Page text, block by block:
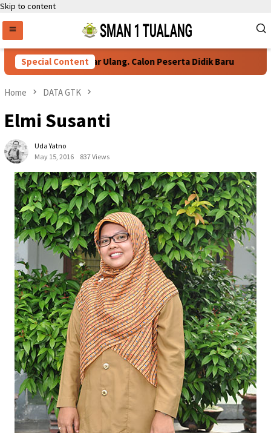
Skip to content
Special Content
Persyaratan Daftar Ulang. Calon Peserta Didik Baru
Home DATA GTK
Elmi Susanti
Uda Yatno
May 15, 2016
837 Views